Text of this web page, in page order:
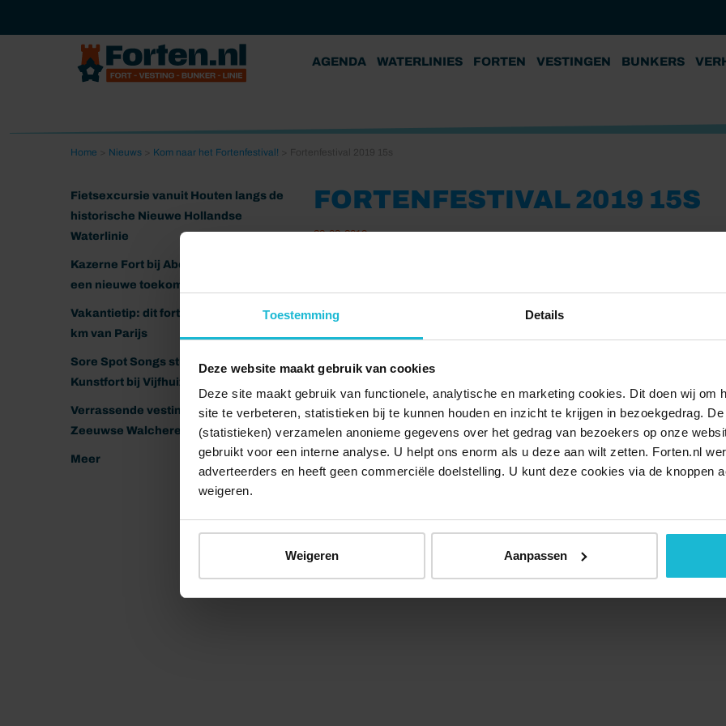
Toestemming Details
Deze website maakt gebruik van cookies
Deze site maakt gebruik van functionele, analytische en marketing cookies. Dit doen wij om
site te verbeteren, statistieken bij te kunnen houden en inzicht te krijgen in bezoekgedrag.
(statistieken) verzamelen anonieme gegevens over het gedrag van bezoekers op onze
gebruikt voor een interne analyse. U helpt ons enorm als u deze aan wilt zetten. Forten.nl
adverteerders en heeft geen commerciële doelstelling. U kunt deze cookies via de knoppen
weigeren.
Weigeren Aanpassen
AGENDA WATERLINIES FORTEN VESTINGEN BUNKERS
Home Nieuws Kom naar het Fortenfestival!
Fietsexcursie vanuit Houten langs de
historische Nieuwe Hollandse
Waterlinie
Kazerne Fort bij Abcoude klaar voor
een nieuwe toekomst
Vakantietip: dit fort ligt nog geen 20
km van Parijs
Sore Spot Songs strijkt neer op het
Kunstfort bij Vijfhuizen
Verrassende vestingen van het
Zeeuwse Walcheren
Meer
FORTENFESTIVAL 2019 15S
28-08-2019
“Fortenfestival 2019 15s”. Gepubliceerd: 2019.
© 2026 Stichting Forten Nederland Over ons Doneer nu Disclaimer Contact Forten.nl wordt